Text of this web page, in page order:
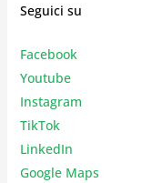
Seguici su
Facebook
Youtube
Instagram
TikTok
LinkedIn
Google Maps